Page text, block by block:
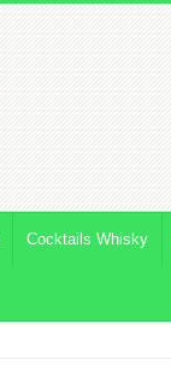
Cocktails Whisky